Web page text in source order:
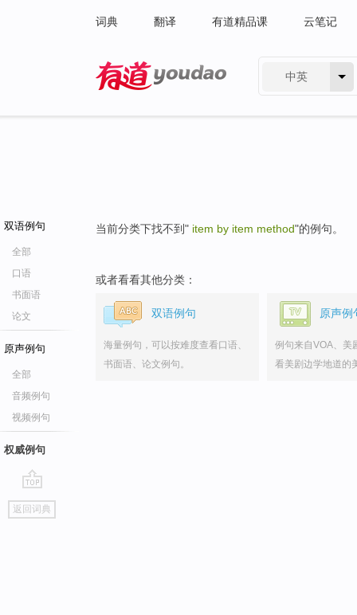
词典 翻译 有道精品课 云笔记
中英
双语例句
全部
口语
书面语
论文
原声例句
全部
音频例句
视频例句
权威例句
go
top
返回词典
当前分类下找不到" item by item method"的例句。
或者看看其他分类：
双语例句
海量例句，可以按难度查看口语、
书面语、论文例句。
原声例
例句来自VOA、美
看美剧边学地道的